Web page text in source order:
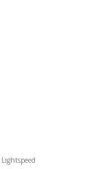
Lightspeed